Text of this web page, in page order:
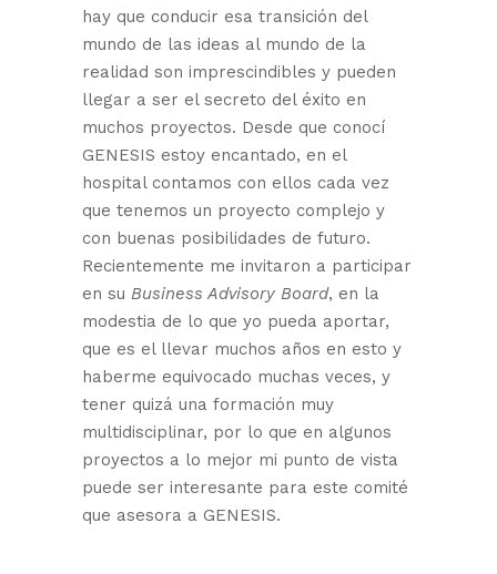
hay que conducir esa transición del
mundo de las ideas al mundo de la
realidad son imprescindibles y pueden
llegar a ser el secreto del éxito en
muchos proyectos. Desde que conocí
GENESIS estoy encantado, en el
hospital contamos con ellos cada vez
que tenemos un proyecto complejo y
con buenas posibilidades de futuro.
Recientemente me invitaron a participar
en su Business Advisory Board, en la
modestia de lo que yo pueda aportar,
que es el llevar muchos años en esto y
haberme equivocado muchas veces, y
tener quizá una formación muy
multidisciplinar, por lo que en algunos
proyectos a lo mejor mi punto de vista
puede ser interesante para este comité
que asesora a GENESIS.